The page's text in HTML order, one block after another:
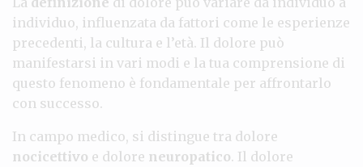
individuo, influenzata da fattori come le esperienze
precedenti, la cultura e l’età. Il dolore può
manifestarsi in vari modi e la tua comprensione di
questo fenomeno è fondamentale per affrontarlo
con successo.
In campo medico, si distingue tra dolore
nocicettivo e dolore neuropatico. Il dolore